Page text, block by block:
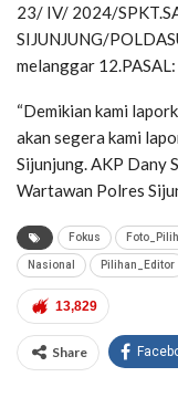
23/ IV/ 2024/
SIJUNJUNG/
melanggar
“Demikian kami
akan segera kami
Sijunjung. AKP Dany
Wartawan Polres
Fokus
Nasional Pilihan_Editor
13,829
Share